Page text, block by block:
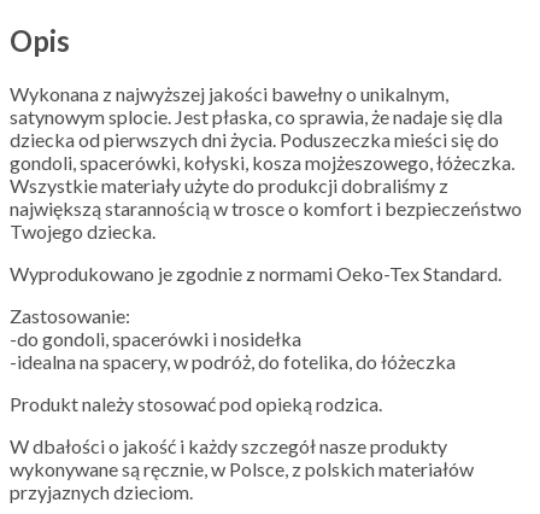
Opis
Wykonana z najwyższej jakości bawełny o unikalnym,
satynowym splocie. Jest płaska, co sprawia, że nadaje się dla
dziecka od pierwszych dni życia. Poduszeczka mieści się do
gondoli, spacerówki, kołyski, kosza mojżeszowego, łóżeczka.
Wszystkie materiały użyte do produkcji dobraliśmy z
największą starannością w trosce o komfort i bezpieczeństwo
Twojego dziecka.
Wyprodukowano je zgodnie z normami Oeko-Tex Standard.
Zastosowanie:
-do gondoli, spacerówki i nosidełka
-idealna na spacery, w podróż, do fotelika, do łóżeczka
Produkt należy stosować pod opieką rodzica.
W dbałości o jakość i każdy szczegół nasze produkty
wykonywane są ręcznie, w Polsce, z polskich materiałów
przyjaznych dzieciom.